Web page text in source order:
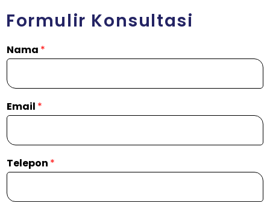
Formulir Konsultasi
Nama *
Email *
Telepon *